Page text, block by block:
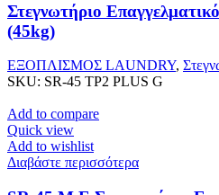
Στεγνωτήριο
(45kg)
ΕΞΟΠΛΙΣΜΟΣ LAUNDRY,
SKU: SR-45 TP2 PLUS G
Add to compare
Quick view
Add to wishlist
Διαβάστε περισσότερα